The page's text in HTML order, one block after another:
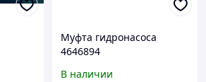
Муфта гидронасоса
4646894
В наличии